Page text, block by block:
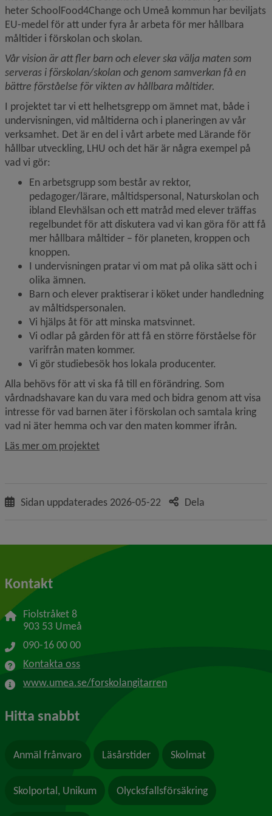
heter SchoolFood4Change och Umeå kommun har beviljats
EU-medel för att under fyra år arbeta för mer hållbara
måltider i förskolan och skolan.
Vår vision är att fler barn och elever ska välja maten som
serveras i förskolan/skolan och genom samverkan få en
bättre förståelse för vikten av hållbara måltider.
I projektet tar vi ett helhetsgrepp om ämnet mat, både i
undervisningen, vid måltiderna och i planeringen av vår
verksamhet. Det är en del i vårt arbete med Lärande för
hållbar utveckling, LHU och det här är några exempel på
vad vi gör:
En arbetsgrupp som består av rektor,
pedagoger/lärare, måltidspersonal, Naturskolan och
ibland Elevhälsan och ett matråd med elever träffas
regelbundet för att diskutera vad vi kan göra för att få
mer hållbara måltider – för planeten, kroppen och
knoppen.
I undervisningen pratar vi om mat på olika sätt och i
olika ämnen.
Barn och elever praktiserar i köket under handledning
av måltidspersonalen.
Vi hjälps åt för att minska matsvinnet.
Vi odlar på gården för att få en större förståelse för
varifrån maten kommer.
Vi gör studiebesök hos lokala producenter.
Alla behövs för att vi ska få till en förändring. Som
vårdnadshavare kan du vara med och bidra genom att visa
intresse för vad barnen äter i förskolan och samtala kring
vad ni äter hemma och var den maten kommer ifrån.
Läs mer om projektet
Sidan uppdaterades 2026-05-22 Dela
Kontakt
Fiolstråket 8
903 53 Umeå
090-16 00 00
Kontakta oss
www.umea.se/forskolangitarren
Hitta snabbt
Anmäl frånvaro Läsårstider Skolmat
Skolportal, Unikum Olycksfallsförsäkring